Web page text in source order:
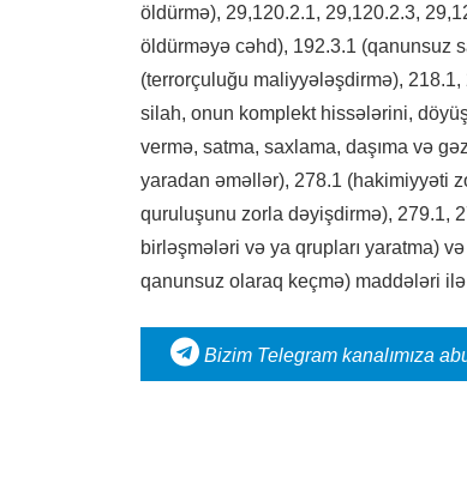
öldürmə), 29,120.2.1, 29,120.2.3,
öldürməyə cəhd), 192.3.1 (qanunsuz
(terrorçuluğu maliyyələşdirmə),
silah, onun komplekt hissələrini,
vermə, satma, saxlama, daşıma və
yaradan əməllər), 278.1 (hakimiyyəti
quruluşunu zorla dəyişdirmə), 279.1,
birləşmələri və ya qrupları yaratma)
qanunsuz olaraq keçmə) maddələri
Bizim Telegram kanalımıza